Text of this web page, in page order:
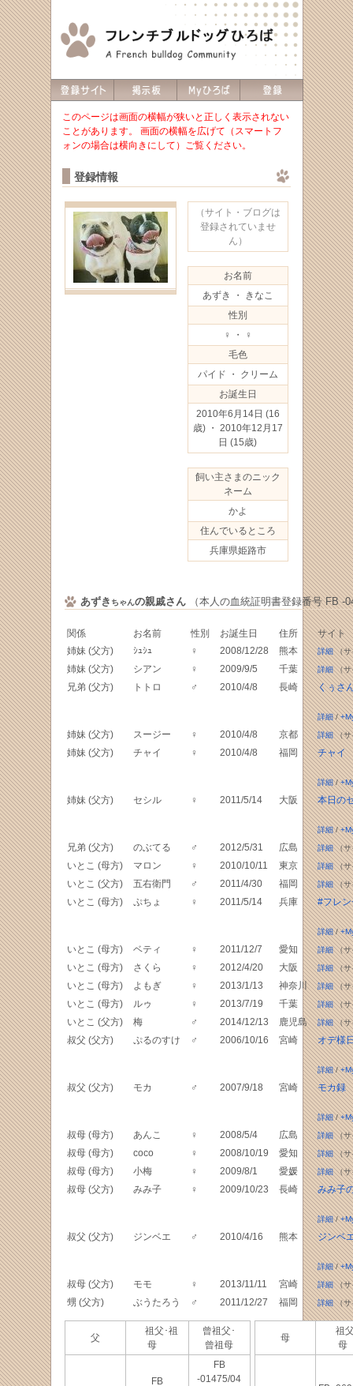
このページは画面の横幅が狭いと正しく表示されない
ことがあります。 画面の横幅を広げて（スマートフ
ォンの場合は横向きにして）ご覧ください。
登録情報
（サイト・ブログは
登録されていませ
ん）
お名前
あずき ・ きなこ
性別
♀ ・ ♀
毛色
パイド ・ クリーム
お誕生日
2010年6月14日 (16
歳) ・ 2010年12月17
日 (15歳)
飼い主さまのニック
ネーム
かよ
住んでいるところ
兵庫県姫路市
あずき ちゃんの親戚さん（本人の血統証明書登録番号 FB -
関係 お名前 性別 お誕生日 住所
サイト
姉妹 (父方)
ｼｭｼｭ ♀ 2008/12/28 熊本 詳細（サ
姉妹 (父方) シアン ♀ 2009/9/5 千葉 詳細（サ
兄弟 (父方) トトロ ♂ 2010/4/8 長崎 くぅさ
詳細/
姉妹 (父方) スージー ♀ 2010/4/8 京都 詳細（サ
姉妹 (父方) チャイ ♀ 2010/4/8 福岡 チャイ
詳細/
姉妹 (父方) セシル ♀ 2011/5/14 大阪 本日の
詳細/
兄弟 (父方) のぶてる ♂ 2012/5/31 広島 詳細（サ
いとこ (母方) マロン ♀ 2010/10/11 東京 詳細（サ
いとこ (父方) 五右衛門 ♂ 2011/4/30 福岡 詳細（サ
いとこ (母方) ぷちょ ♀ 2011/5/14 兵庫 #フレ
詳細/
いとこ (母方) ベティ ♀ 2011/12/7 愛知 詳細（サ
いとこ (母方) さくら ♀ 2012/4/20 大阪 詳細（サ
いとこ (母方) よもぎ ♀ 2013/1/13 神奈川 詳細（サ
いとこ (母方) ルゥ ♀ 2013/7/19 千葉 詳細（サ
いとこ (父方) 梅 ♂ 2014/12/13 鹿児島 詳細（サ
叔父 (父方) ぷるのすけ ♂ 2006/10/16 宮崎 オデ様
詳細/
叔父 (父方) モカ ♂ 2007/9/18 宮崎 モカ録
詳細/
叔母 (母方) あんこ ♀ 2008/5/4 広島 詳細（サ
叔母 (母方) coco ♀ 2008/10/19 愛知 詳細（サ
叔母 (母方) 小梅 ♀ 2009/8/1 愛媛 詳細（サ
叔母 (父方) みみ子 ♀ 2009/10/23 長崎 みみ子
詳細/
叔父 (父方) ジンベエ ♂ 2010/4/16 熊本 ジンベ
詳細/
叔母 (父方) モモ ♀ 2013/11/11 宮崎 詳細（サ
甥 (父方) ぶうたろう ♂ 2011/12/27 福岡 詳細（サ
父
祖父･祖
母
曾祖父･
曾祖母
FB
FB
-01475/04
母
祖